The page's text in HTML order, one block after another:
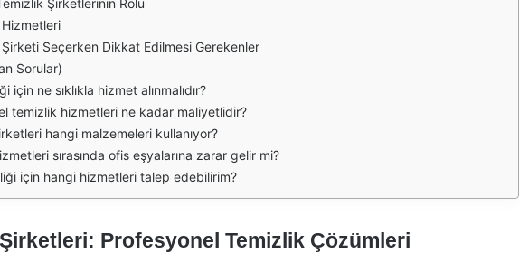
Şirketlerinin Rolü
Seçerken Dikkat Edilmesi Gerekenler
Sorular)
için ne sıklıkla hizmet alınmalıdır?
temizlik hizmetleri ne kadar maliyetlidir?
hangi malzemeleri kullanıyor?
sırasında ofis eşyalarına zarar gelir mi?
için hangi hizmetleri talep edebilirim?
Profesyonel Temizlik Çözümleri